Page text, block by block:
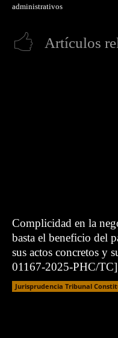
administrativos
Artículos
Complicidad en la
basta el beneficio del
sus actos concretos y
01167-2025-PHC/TC]
Jurisprudencia Tribunal